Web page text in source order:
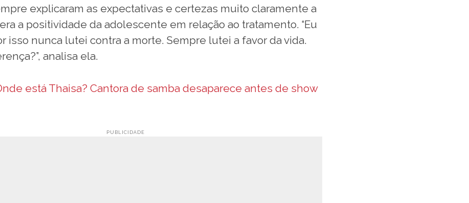
explicaram as expectativas e certezas muito claramente a
a positividade da adolescente em relação ao tratamento. “Eu
isso nunca lutei contra a morte. Sempre lutei a favor da vida.
analisa ela.
está Thaisa? Cantora de samba desaparece antes de show